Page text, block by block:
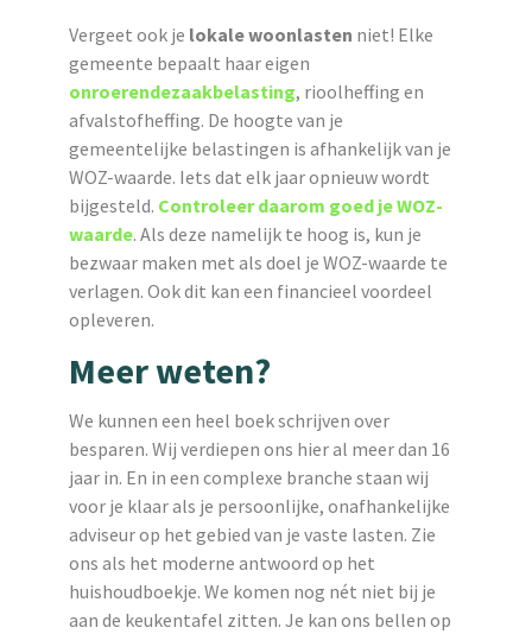
Vergeet ook je lokale woonlasten niet! Elke
gemeente bepaalt haar eigen
onroerendezaakbelasting, rioolheffing en
afvalstofheffing. De hoogte van je
gemeentelijke belastingen is afhankelijk van je
WOZ-waarde. Iets dat elk jaar opnieuw wordt
bijgesteld. Controleer daarom goed je WOZ-
waarde. Als deze namelijk te hoog is, kun je
bezwaar maken met als doel je WOZ-waarde te
verlagen. Ook dit kan een financieel voordeel
opleveren.
Meer weten?
We kunnen een heel boek schrijven over
besparen. Wij verdiepen ons hier al meer dan 16
jaar in. En in een complexe branche staan wij
voor je klaar als je persoonlijke, onafhankelijke
adviseur op het gebied van je vaste lasten. Zie
ons als het moderne antwoord op het
huishoudboekje. We komen nog nét niet bij je
aan de keukentafel zitten. Je kan ons bellen op